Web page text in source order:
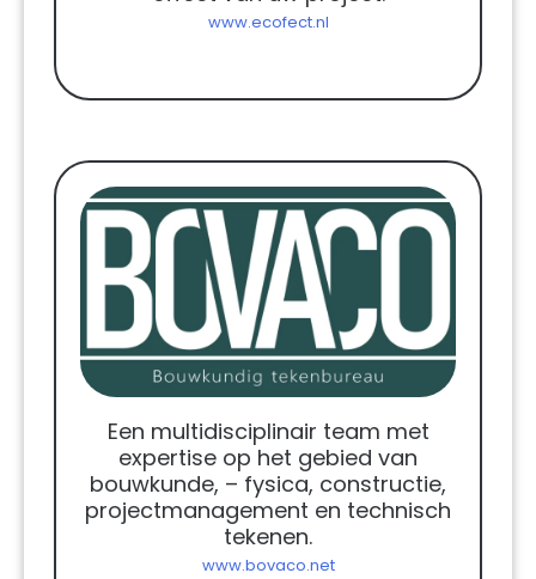
www.ecofect.nl
Een multidisciplinair team met
expertise op het gebied van
bouwkunde, – fysica, constructie,
projectmanagement en technisch
tekenen.
www.bovaco.net